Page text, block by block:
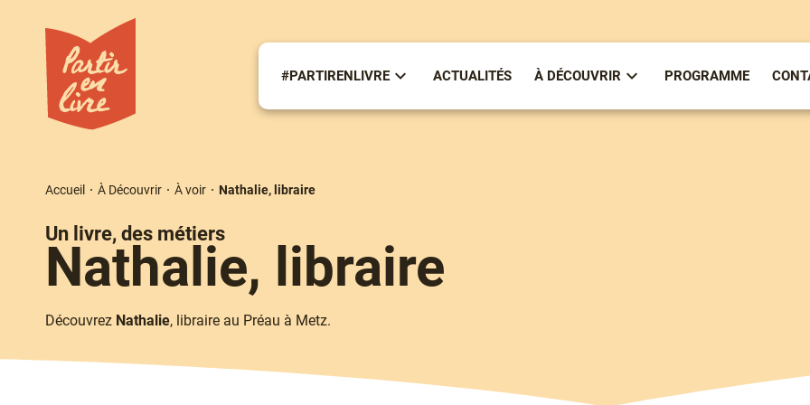
contenu
principal
#PARTIRENLIVRE
Sous-
#partirenlivre
ACTUALITÉS À DÉCOUVRIR
Sous-
À
PROGRAMME
d'Ariane
Accueil À Découvrir À voir Nathalie, libraire
Type
Un livre, des métiers
Nathalie, libraire
Chapô
Découvrez Nathalie, libraire au Préau à Metz.